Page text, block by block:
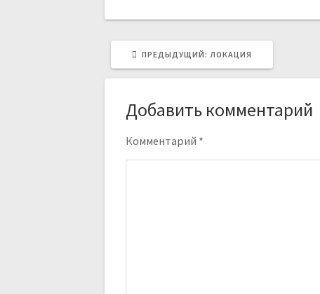
по
записям
ПРЕДЫДУЩИЙ: ПРЕДЫДУЩАЯ
ЛОКАЦИЯ
Добавить комментарий
Комментарий *